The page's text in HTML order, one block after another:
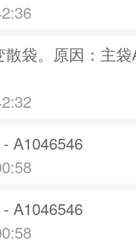
散袋。原因：主
A1046546
A1046546